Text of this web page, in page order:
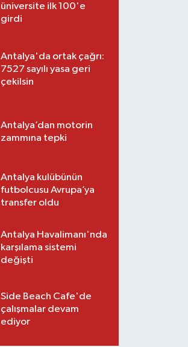
üniversite ilk 100'e
girdi
Antalya'da ortak çağrı:
7527 sayılı yasa geri
çekilsin
Antalya’dan motorin
zammına tepki
Antalya kulübünün
futbolcusu Avrupa’ya
transfer oldu
Antalya Havalimanı'nda
karşılama sistemi
değişti
Side Beach Cafe'de
çalışmalar devam
ediyor